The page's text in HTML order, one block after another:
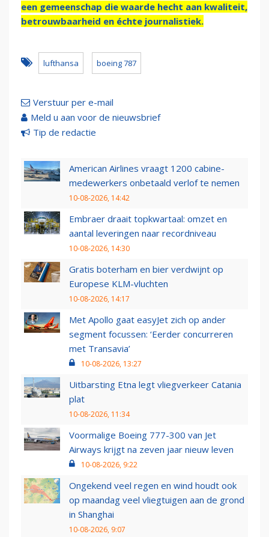
een gemeenschap die waarde hecht aan kwaliteit,
betrouwbaarheid en échte journalistiek.
lufthansa boeing 787
Verstuur per e-mail
Meld u aan voor de nieuwsbrief
Tip de redactie
American Airlines vraagt 1200 cabine-
medewerkers onbetaald verlof te nemen
10-08-2026, 14:42
Embraer draait topkwartaal: omzet en
aantal leveringen naar recordniveau
10-08-2026, 14:30
Gratis boterham en bier verdwijnt op
Europese KLM-vluchten
10-08-2026, 14:17
Met Apollo gaat easyJet zich op ander
segment focussen: ‘Eerder concurreren
met Transavia’
10-08-2026, 13:27
Uitbarsting Etna legt vliegverkeer Catania
plat
10-08-2026, 11:34
Voormalige Boeing 777-300 van Jet
Airways krijgt na zeven jaar nieuw leven
10-08-2026, 9:22
Ongekend veel regen en wind houdt ook
op maandag veel vliegtuigen aan de grond
in Shanghai
10-08-2026, 9:07